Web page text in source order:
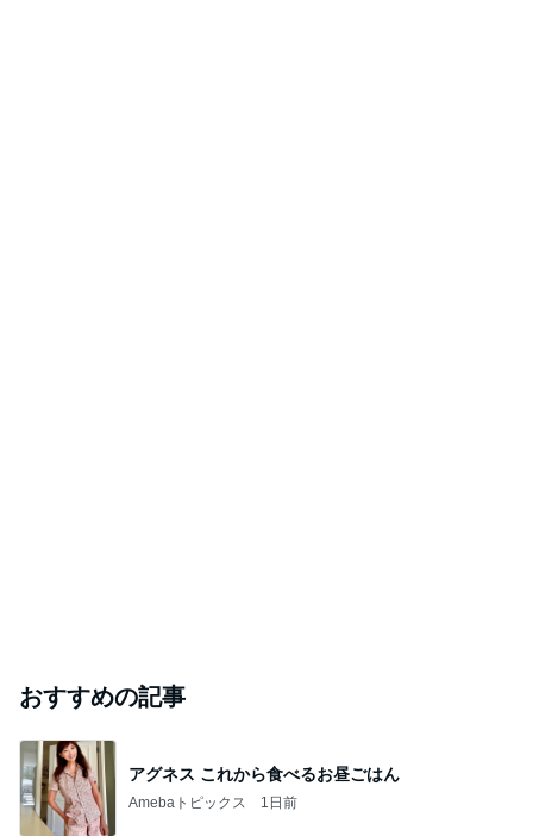
おすすめの記事
アグネス これから食べるお昼ごはん
Amebaトピックス 1日前